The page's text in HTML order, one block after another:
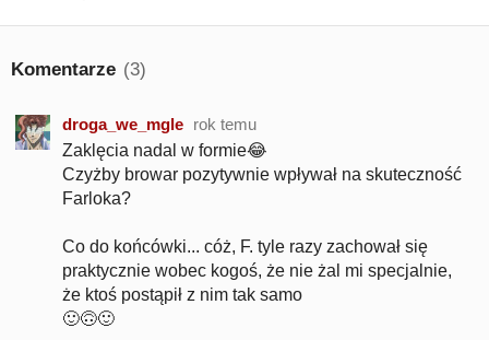
Komentarze (3)
droga_we_mgle rok temu
Zaklęcia nadal w formie😂
Czyżby browar pozytywnie wpływał na skuteczność
Farloka?
Co do końcówki... cóż, F. tyle razy zachował się
praktycznie wobec kogoś, że nie żal mi specjalnie,
że ktoś postąpił z nim tak samo
🙂🙃🙂